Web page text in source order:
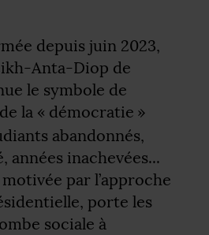
depuis juin 2023,
Anta-Diop de
le symbole de
la « démocratie »
abandonnés,
années inachevées...
par l’approche
porte les
sociale à